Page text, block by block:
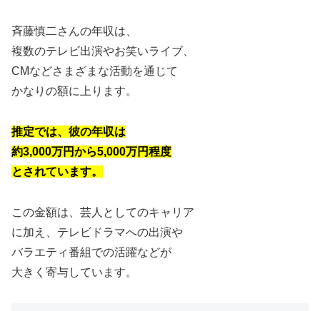
斉藤慎二さんの年収は、
複数のテレビ出演やお笑いライブ、
CMなどさまざまな活動を通じて
かなりの額に上ります。
推定では、彼の年収は
約3,000万円から5,000万円程度
とされています。
この金額は、芸人としてのキャリア
に加え、テレビドラマへの出演や
バラエティ番組での活躍などが
大きく寄与しています。